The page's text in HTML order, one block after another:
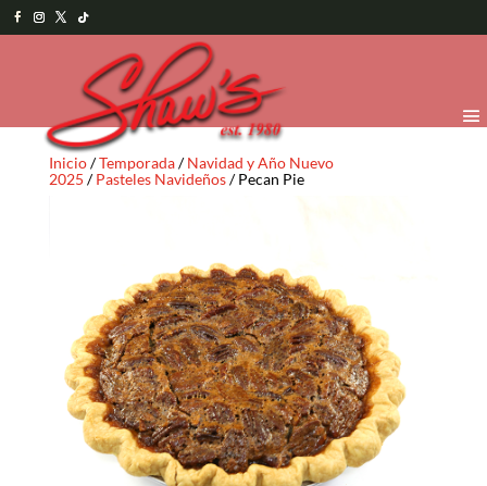
Inicio/Temporada/Navidad y Año Nuevo
2025 /Pasteles Navideños/ Pecan Pie